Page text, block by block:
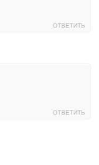
ОТВЕТИТЬ
ОТВЕТИТЬ